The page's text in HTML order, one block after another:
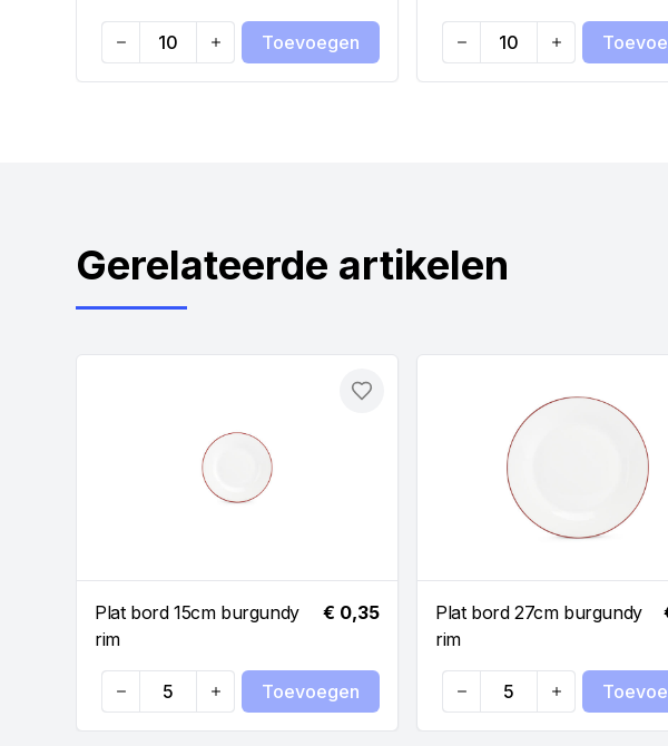
Quantity
Toevoegen
Quantity
Gerelateerde artikelen
Plat bord 15cm burgundy
rim
€ 0,35
Toevoegen
Quantity
Toevoegen
Plat bord 27cm burgundy
rim
Quantity